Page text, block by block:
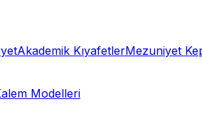
Akademik KıyafetlerMezuniyet
Modelleri